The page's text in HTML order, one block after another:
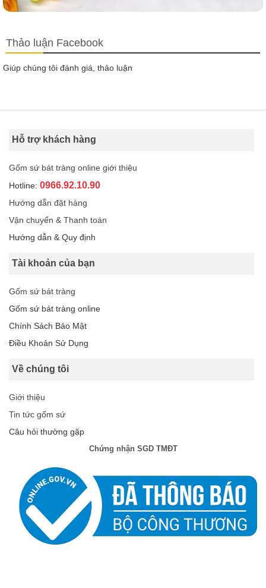
Thảo luận Facebook
Giúp chúng tôi đánh giá, thảo luận
Hỗ trợ khách hàng
Gốm sứ bát tràng online giới thiệu
Hotline: 0966.92.10.90
Hướng dẫn đặt hàng
Vận chuyển & Thanh toán
Hướng dẫn & Quy định
Tài khoản của bạn
Gốm sứ bát tràng
Gốm sứ bát tràng online
Chính Sách Bảo Mật
Điều Khoản Sử Dụng
Về chúng tôi
Giới thiệu
Tin tức gốm sứ
Câu hỏi thường gặp
Chứng nhận SGD TMĐT